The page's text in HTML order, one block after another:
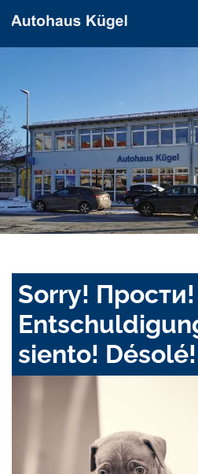
Sorry! Прости!
siento! Désolé!